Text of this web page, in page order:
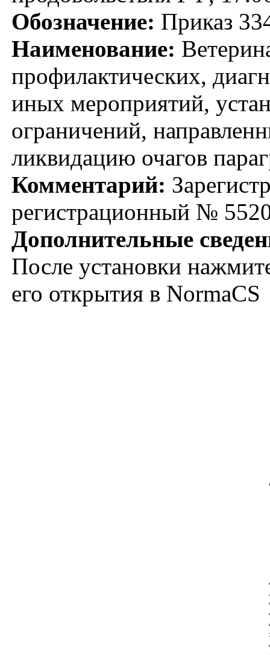
Обозначение: Приказ
Наименование:
профилактических,
иных мероприятий,
ограничений,
ликвидацию очагов
Комментарий:
регистрационный №
Дополнительные
После установки
его открытия в NormaCS